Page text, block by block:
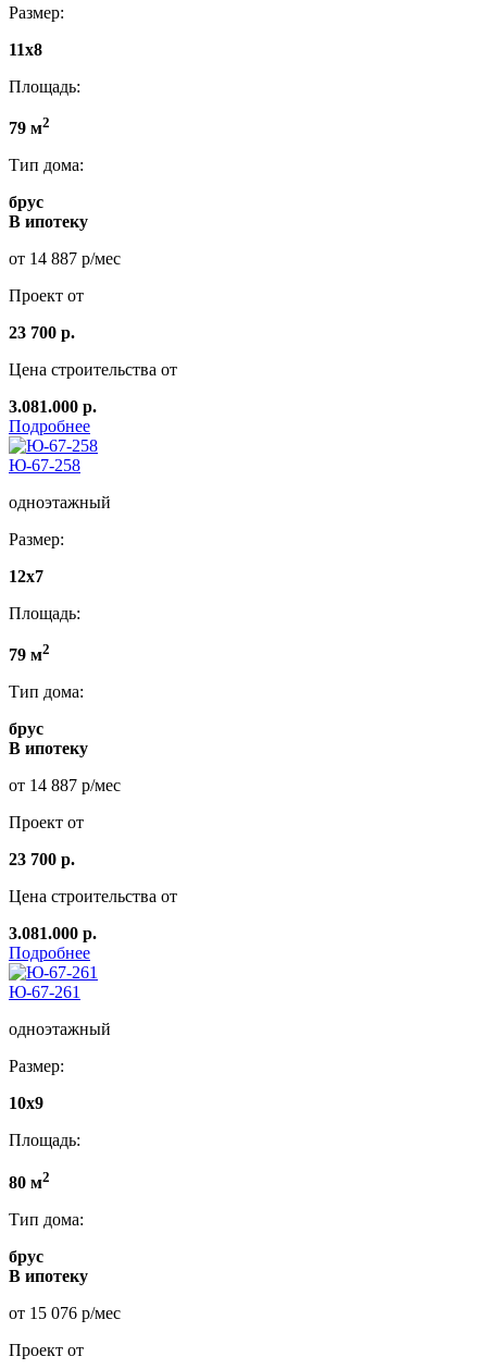
Размер:
11x8
Площадь:
79 м2
Тип дома:
брус
В ипотеку
от 14 887 р/мес
Проект от
23 700 р.
Цена строительства от
3.081.000 р.
Подробнее
Ю-67-258
одноэтажный
Размер:
12x7
Площадь:
79 м2
Тип дома:
брус
В ипотеку
от 14 887 р/мес
Проект от
23 700 р.
Цена строительства от
3.081.000 р.
Подробнее
Ю-67-261
одноэтажный
Размер:
10x9
Площадь:
80 м2
Тип дома:
брус
В ипотеку
от 15 076 р/мес
Проект от